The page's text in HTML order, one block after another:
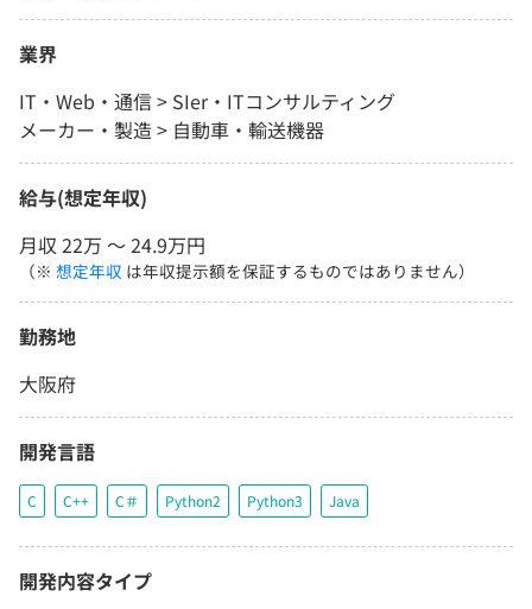
業界
IT・Web・通信 > SIer・ITコンサルティング
メーカー・製造 > 自動車・輸送機器
給与(想定年収)
月収 22万 〜 24.9万円
（※ 想定年収 は年収提示額を保証するものではありません）
勤務地
大阪府
開発言語
C C++ C＃ Python2 Python3 Java
開発内容タイプ